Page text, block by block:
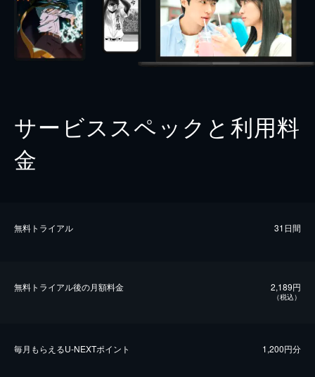
サービススペックと利用料
金
無料トライアル 31日間
無料トライアル後の⽉額料金 2,189円
（税込）
毎⽉もらえるU-NEXTポイント 1,200円分